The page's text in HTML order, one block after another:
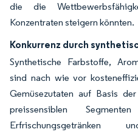
die die
Konzentraten steigern könnten.
Konkurrenz durch
Synthetische Farbstoffe,
sind nach wie vor
Gemüsezutaten auf Basis
preissensiblen
Erfrischungsgetränken